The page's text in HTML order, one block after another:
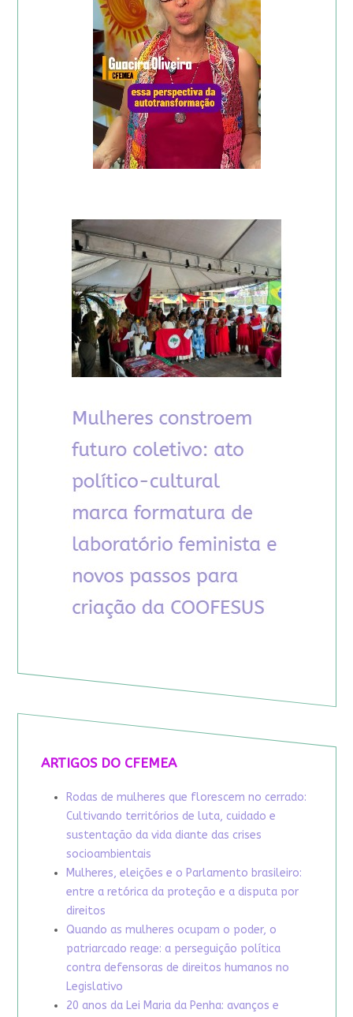
ARTIGOS DO CFEMEA
Rodas de mulheres que florescem no cerrado:
Cultivando territórios de luta, cuidado e
sustentação da vida diante das crises
socioambientais
Mulheres, eleições e o Parlamento brasileiro:
entre a retórica da proteção e a disputa por
direitos
Quando as mulheres ocupam o poder, o
patriarcado reage: a perseguição política
contra defensoras de direitos humanos no
Legislativo
20 anos da Lei Maria da Penha: avanços e